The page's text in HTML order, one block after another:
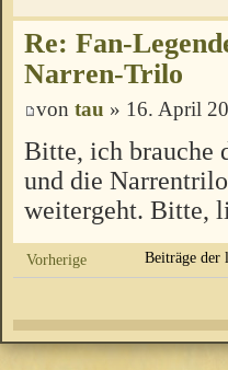
Re: Fan-
Narren-Trilo
von tau » 16. April
Bitte, ich brauche
und die
weitergeht. Bitte,
Vorherige Beiträge der